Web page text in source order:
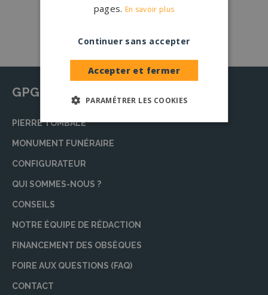
Nos granits
GPG Granit
PIERRE TOMBALE
MONUMENT FUNÉRAIRE
CONFIGURATEUR
QUI SOMMES-NOUS ?
CONSEILS
NOTRE ÉQUIPE DE RÉDACTION
FINANCEMENT DES OBSÈQUES
FOIRE AUX QUESTIONS (FAQ)
CONTACT
pages. En savoir plus
Accepter et fermer
Continuer sans accepter
PARAMÉTRER LES COOKIES